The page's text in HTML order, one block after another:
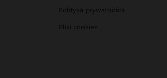
Polityka prywatności
Pliki cookies